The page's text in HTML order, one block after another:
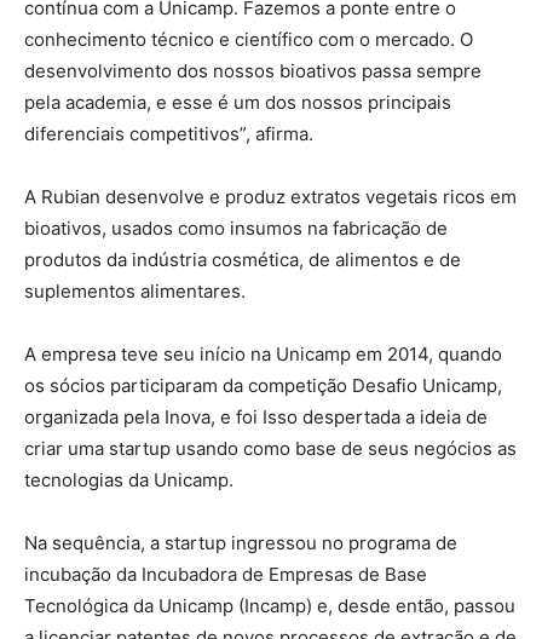
contínua com a Unicamp. Fazemos a ponte entre o
conhecimento técnico e científico com o mercado. O
desenvolvimento dos nossos bioativos passa sempre
pela academia, e esse é um dos nossos principais
diferenciais competitivos”, afirma.
A Rubian desenvolve e produz extratos vegetais ricos em
bioativos, usados como insumos na fabricação de
produtos da indústria cosmética, de alimentos e de
suplementos alimentares.
A empresa teve seu início na Unicamp em 2014, quando
os sócios participaram da competição Desafio Unicamp,
organizada pela Inova, e foi Isso despertada a ideia de
criar uma startup usando como base de seus negócios as
tecnologias da Unicamp.
Na sequência, a startup ingressou no programa de
incubação da Incubadora de Empresas de Base
Tecnológica da Unicamp (Incamp) e, desde então, passou